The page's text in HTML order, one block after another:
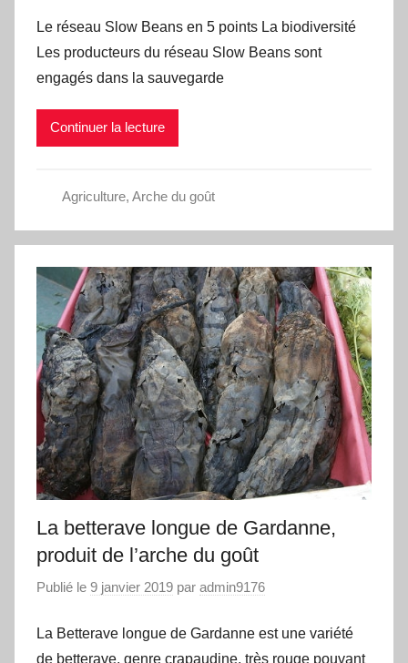
Le réseau Slow Beans en 5 points La biodiversité
Les producteurs du réseau Slow Beans sont
engagés dans la sauvegarde
Continuer la lecture
Agriculture, Arche du goût
La betterave longue de Gardanne,
produit de l’arche du goût
Publié le 9 janvier 2019 par admin9176
La Betterave longue de Gardanne est une variété
de betterave, genre crapaudine, très rouge pouvant